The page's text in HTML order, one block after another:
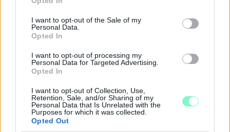
use your data for below specified purposes in below Google
consent section.
I want to opt-out of the Sale of my
Personal Data.
Opted In
I want to opt-out of processing my
Personal Data for Targeted Advertising.
Opted In
I want to opt-out of Collection, Use,
Retention, Sale, and/or Sharing of my
Personal Data that Is Unrelated with the
Purposes for which it was collected.
Opted Out